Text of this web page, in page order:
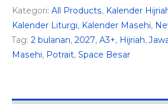
Liturgi
2027
V3
Kategori: All Products, Kalender
Kalender Liturgi, Kalender Masehi,
Tag: 2 bulanan, 2027, A3+, Hijriah,
Masehi, Potrait, Space Besar